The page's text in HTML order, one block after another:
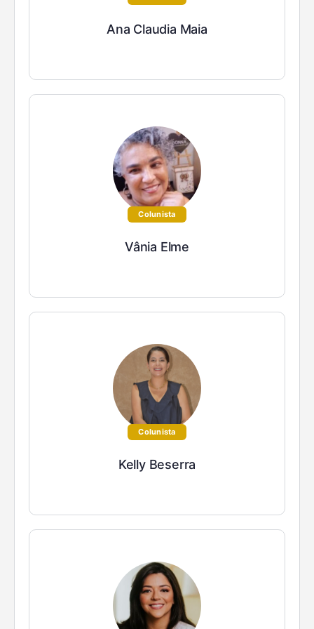
Ana Claudia Maia
Colunista
Vânia Elme
Colunista
Kelly Beserra